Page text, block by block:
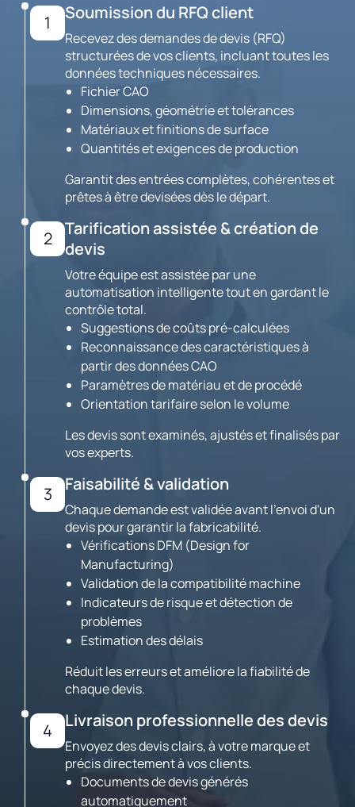
1 Soumission du RFQ client
Recevez des demandes de devis (RFQ)
structurées de vos clients, incluant toutes les
données techniques nécessaires.
Fichier CAO
Dimensions, géométrie et tolérances
Matériaux et finitions de surface
Quantités et exigences de production
Garantit des entrées complètes, cohérentes et
prêtes à être devisées dès le départ.
2
Tarification assistée & création de
devis
Votre équipe est assistée par une
automatisation intelligente tout en gardant le
contrôle total.
Suggestions de coûts pré-calculées
Reconnaissance des caractéristiques à
partir des données CAO
Paramètres de matériau et de procédé
Orientation tarifaire selon le volume
Les devis sont examinés, ajustés et finalisés par
vos experts.
3 Faisabilité & validation
Chaque demande est validée avant l'envoi d'un
devis pour garantir la fabricabilité.
Vérifications DFM (Design for
Manufacturing)
Validation de la compatibilité machine
Indicateurs de risque et détection de
problèmes
Estimation des délais
Réduit les erreurs et améliore la fiabilité de
chaque devis.
4 Livraison professionnelle des devis
Envoyez des devis clairs, à votre marque et
précis directement à vos clients.
Documents de devis générés
automatiquement